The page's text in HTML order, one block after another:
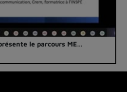
le parcours ME…